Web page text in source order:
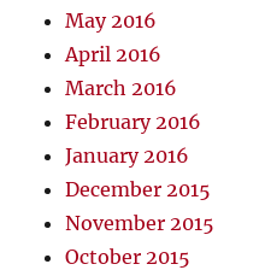
May 2016
April 2016
March 2016
February 2016
January 2016
December 2015
November 2015
October 2015